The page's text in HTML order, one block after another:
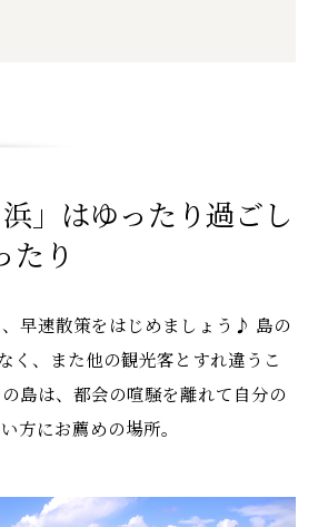
」はゆったり過ごし
たり
早速散策をはじめましょう♪ 島の
く、また他の観光客とすれ違うこ
島は、都会の喧騒を離れて自分の
方にお薦めの場所。